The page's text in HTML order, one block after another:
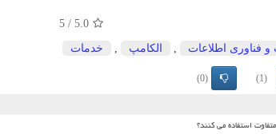
5.0
/
5
و فناوری اطلاعات الكامپ خدمات
(1)
(0)
استفاده می کنند؟